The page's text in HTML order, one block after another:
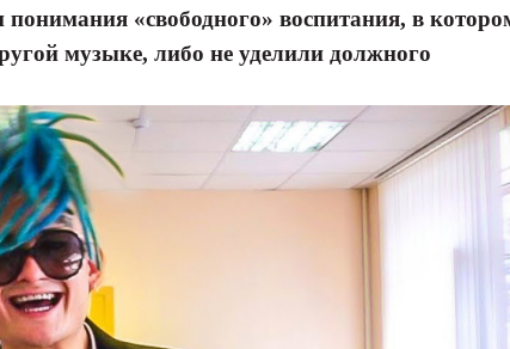
«свободного» воспитания, в
музыке, либо не уделили должного